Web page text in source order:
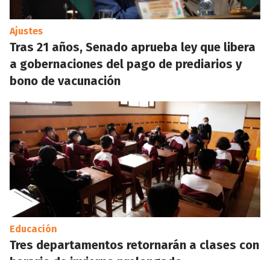
Ajustes
Tras 21 años, Senado aprueba ley que libera
a gobernaciones del pago de prediarios y
bono de vacunación
Educación
Tres departamentos retornarán a clases con